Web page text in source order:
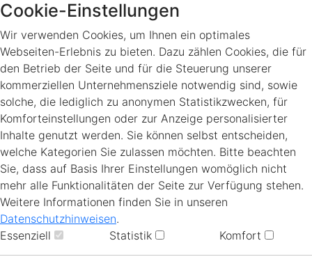
Cookie-Einstellungen
Wir verwenden Cookies, um Ihnen ein optimales
Webseiten-Erlebnis zu bieten. Dazu zählen Cookies, die für
den Betrieb der Seite und für die Steuerung unserer
kommerziellen Unternehmensziele notwendig sind, sowie
solche, die lediglich zu anonymen Statistikzwecken, für
Komforteinstellungen oder zur Anzeige personalisierter
Inhalte genutzt werden. Sie können selbst entscheiden,
welche Kategorien Sie zulassen möchten. Bitte beachten
Sie, dass auf Basis Ihrer Einstellungen womöglich nicht
mehr alle Funktionalitäten der Seite zur Verfügung stehen.
Weitere Informationen finden Sie in unseren
Datenschutzhinweisen.
Essenziell
Statistik Komfort